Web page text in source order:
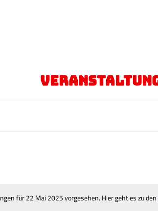
für 22 Mai 2025 vorgesehen. Hier geht es zu den